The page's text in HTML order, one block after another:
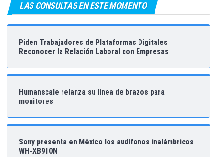
LAS CONSULTAS EN ESTE MOMENTO
Piden Trabajadores de Plataformas Digitales
Reconocer la Relación Laboral con Empresas
Humanscale relanza su línea de brazos para
monitores
Sony presenta en México los audífonos inalámbricos
WH-XB910N